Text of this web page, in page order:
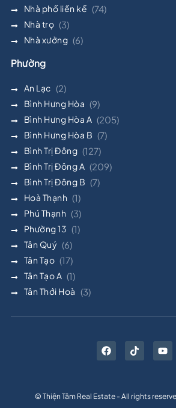
Nhà phố liền kề (74)
Nhà trọ (3)
Nhà xưởng (6)
Phường
An Lạc (2)
Bình Hưng Hòa (9)
Bình Hưng Hòa A (205)
Bình Hưng Hòa B (7)
Bình Trị Đông (127)
Bình Trị Đông A (209)
Bình Trị Đông B (7)
Hoà Thạnh (1)
Phú Thạnh (3)
Phường 13 (1)
Tân Quý (6)
Tân Tạo (17)
Tân Tạo A (1)
Tân Thới Hoà (3)
© Thiện Tâm Real Estate - All rights